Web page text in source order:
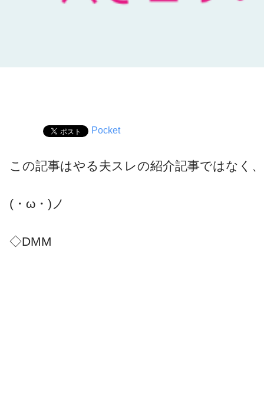
Pocket
この記事はやる夫スレの紹介記事ではなく
(・ω・)ノ
◇DMM